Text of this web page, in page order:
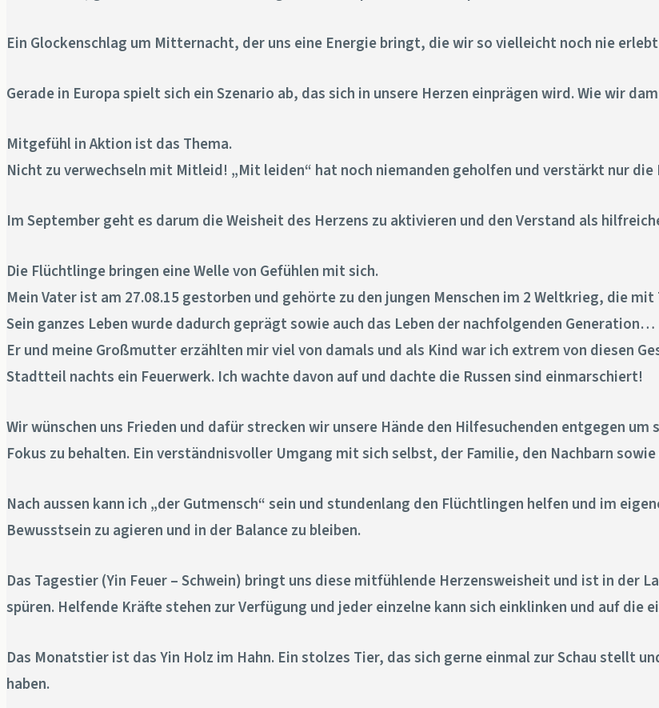
Ein Glockenschlag um Mitternacht, der uns eine Energie bringt, die wir so vielleicht noch nie
Gerade in Europa spielt sich ein Szenario ab, das sich in unsere Herzen einprägen wird. Wie wir
Mitgefühl in Aktion ist das Thema.
Nicht zu verwechseln mit Mitleid! „Mit leiden“ hat noch niemanden geholfen und verstärkt nur die
Im September geht es darum die Weisheit des Herzens zu aktivieren und den Verstand als
Die Flüchtlinge bringen eine Welle von Gefühlen mit sich.
Mein Vater ist am 27.08.15 gestorben und gehörte zu den jungen Menschen im 2 Weltkrieg, die
Sein ganzes Leben wurde dadurch geprägt sowie auch das Leben der nachfolgenden Generation…
Er und meine Großmutter erzählten mir viel von damals und als Kind war ich extrem von diesen
Stadtteil nachts ein Feuerwerk. Ich wachte davon auf und dachte die Russen sind einmarschiert!
Wir wünschen uns Frieden und dafür strecken wir unsere Hände den Hilfesuchenden entgegen
Fokus zu behalten. Ein verständnisvoller Umgang mit sich selbst, der Familie, den Nachbarn
Nach aussen kann ich „der Gutmensch“ sein und stundenlang den Flüchtlingen helfen und im
Bewusstsein zu agieren und in der Balance zu bleiben.
Das Tagestier (Yin Feuer – Schwein) bringt uns diese mitfühlende Herzensweisheit und ist in der
spüren. Helfende Kräfte stehen zur Verfügung und jeder einzelne kann sich einklinken und auf
Das Monatstier ist das Yin Holz im Hahn. Ein stolzes Tier, das sich gerne einmal zur Schau stellt
haben.